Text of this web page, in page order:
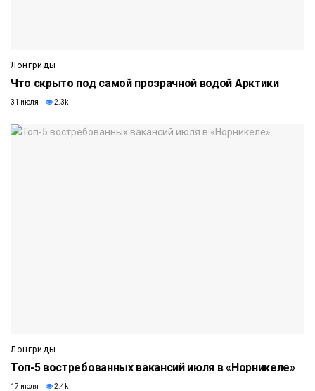
Лонгриды
Что скрыто под самой прозрачной водой Арктики
31 июля 2.3k
Лонгриды
Топ-5 востребованных вакансий июля в «Норникеле»
17 июля 2.4k